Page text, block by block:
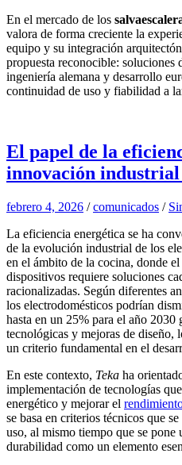
En el mercado de los
valora de forma creciente la
equipo y su integración
propuesta reconocible: soluciones
ingeniería alemana y desarrollo
continuidad de uso y fiabilidad a
El papel de la
innovación industrial
febrero 4, 2026 /comunicados /
La eficiencia energética se ha
de la evolución industrial de los
en el ámbito de la cocina, donde
dispositivos requiere soluciones
racionalizadas. Según diferentes
los electrodomésticos podrían
hasta en un 25% para el año 2030
tecnológicas y mejoras de diseño,
un criterio fundamental en el
En este contexto, Teka ha
implementación de tecnologías
energético y mejorar el
se basa en criterios técnicos que
uso, al mismo tiempo que se pone
durabilidad como un elemento